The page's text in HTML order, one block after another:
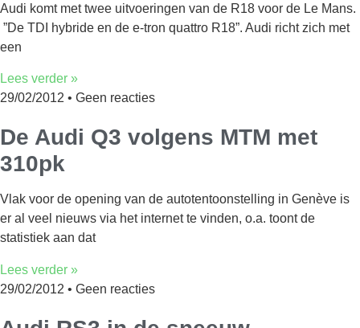
Audi komt met twee uitvoeringen van de R18 voor de Le Mans.
”De TDI hybride en de e-tron quattro R18”. Audi richt zich met
een
Lees verder »
29/02/2012
Geen reacties
De Audi Q3 volgens MTM met
310pk
Vlak voor de opening van de autotentoonstelling in Genève is
er al veel nieuws via het internet te vinden, o.a. toont de
statistiek aan dat
Lees verder »
29/02/2012
Geen reacties